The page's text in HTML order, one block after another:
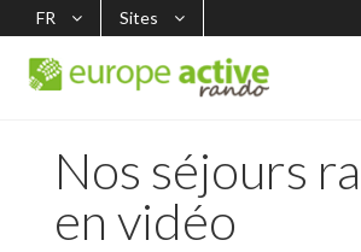
FR Sites
Nos séjours
en vidéo